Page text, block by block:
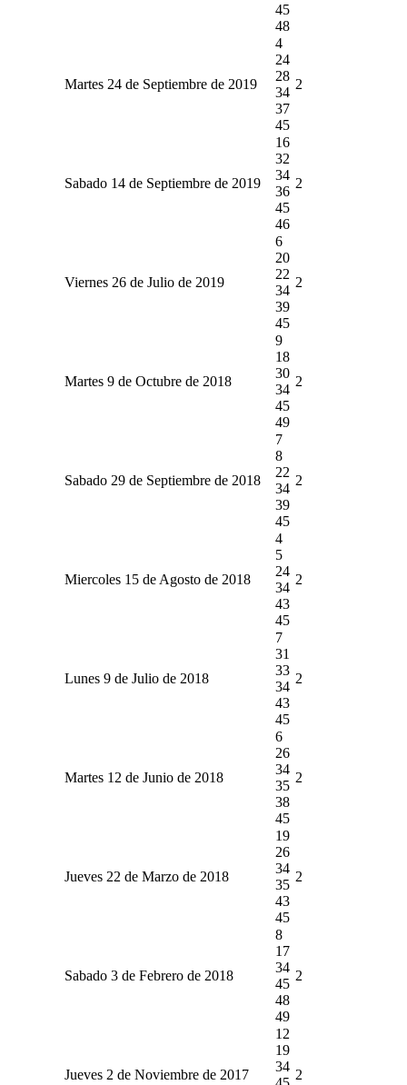
45
48
Martes 24 de Septiembre de 2019
4
24
28
34
37
45
2
Sabado 14 de Septiembre de 2019
16
32
34
36
45
46
2
Viernes 26 de Julio de 2019
6
20
22
34
39
45
2
Martes 9 de Octubre de 2018
9
18
30
34
45
49
2
Sabado 29 de Septiembre de 2018
7
8
22
34
39
45
2
Miercoles 15 de Agosto de 2018
4
5
24
34
43
45
2
Lunes 9 de Julio de 2018
7
31
33
34
43
45
2
Martes 12 de Junio de 2018
6
26
34
35
38
45
2
Jueves 22 de Marzo de 2018
19
26
34
35
43
45
2
Sabado 3 de Febrero de 2018
8
17
34
45
48
49
2
Jueves 2 de Noviembre de 2017
12
19
34
2